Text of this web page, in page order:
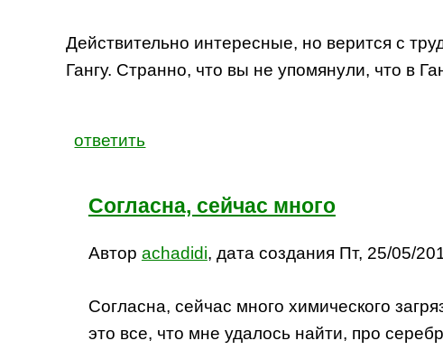
Действительно интересные, но верится с
Гангу. Странно, что вы не упомянули, что в
ответить
Согласна, сейчас много
Автор achadidi, дата создания Пт, 25/05/
Согласна, сейчас много химического
это все, что мне удалось найти, про